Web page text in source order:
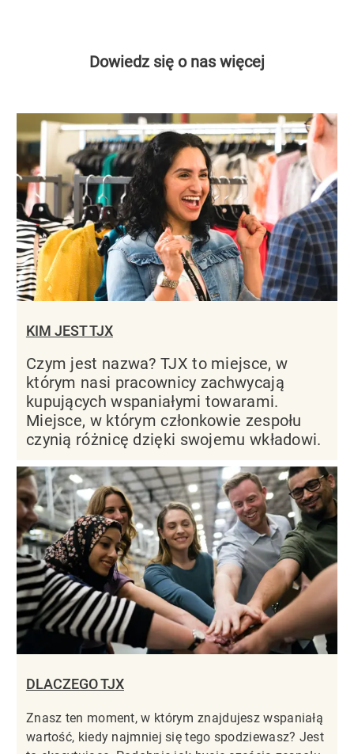
Dowiedz się o nas więcej
KIM JEST TJX
Czym jest nazwa? TJX to miejsce, w
którym nasi pracownicy zachwycają
kupujących wspaniałymi towarami.
Miejsce, w którym członkowie zespołu
czynią różnicę dzięki swojemu wkładowi.
DLACZEGO TJX
Znasz ten moment, w którym znajdujesz wspaniałą
wartość, kiedy najmniej się tego spodziewasz? Jest